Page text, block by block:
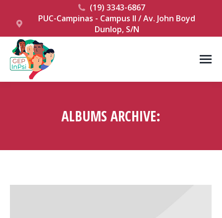
(19) 3343-6867
PUC-Campinas - Campus II / Av. John Boyd
Dunlop, S/N
ALBUMS ARCHIVE: